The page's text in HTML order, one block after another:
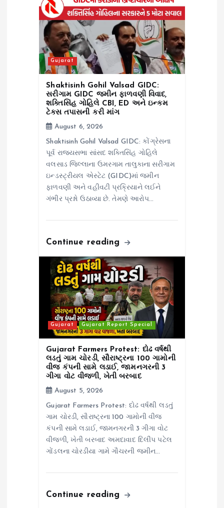
Gujarat
Shaktisinh Gohil Valsad GIDC:
સરીગામ GIDC જમીન ફાળવણી વિવાદ,
શક્તિસિંહ ગોહિલે CBI, ED અને ઇન્કમ
ટેક્સ તપાસની કરી માંગ
August 6, 2026
Shaktisinh Gohil Valsad GIDC: કોંગ્રેસના
પૂર્વ રાજ્યસભા સાંસદ શક્તિસિંહ ગોહિલે
વલસાડ જિલ્લાના ઉમરગામ તાલુકાના સરીગામ
ઇન્ડસ્ટ્રીયલ એસ્ટેટ (GIDC)માં જમીન
ફાળવણી અને વહીવટી પ્રક્રિયાને લઈને
ગંભીર પ્રશ્નો ઉઠાવ્યા છે. તેમણે આરોપ…
Continue reading
Gujarat Gujarat Report Special
Gujarat Farmers Protest: દોઢ વર્ષથી
લડતું ગામ ચોરડી, સૌરાષ્ટ્રના 100 ગામોની
વીજ કંપની સામે લડાઈ, જામનગરની 3
ગીગા વોટ વીજળી, ખેતી બરબાદ
August 5, 2026
Gujarat Farmers Protest: દોઢ વર્ષથી લડતું
ગામ ચોરડી, સૌરાષ્ટ્રના 100 ગામોની વીજ
કંપની સામે લડાઈ, જામનગરની 3 ગીગા વોટ
વીજળી, ખેતી બરબાદ અમદાવાદ દિલીપ પટેલ
ગોંડલના ચોરડીયા ગામે ગૌચરની જમીન…
Continue reading